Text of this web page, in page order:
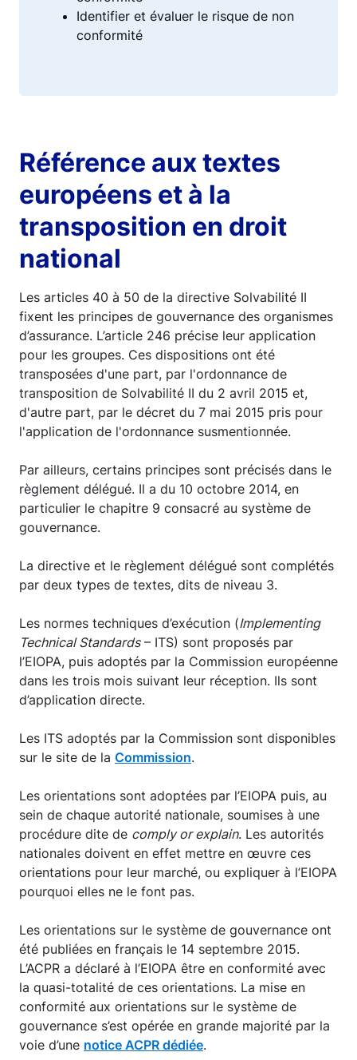
Identifier et évaluer le risque de non
conformité
Référence aux textes
européens et à la
transposition en droit
national
Les articles 40 à 50 de la directive Solvabilité II
fixent les principes de gouvernance des organismes
d’assurance. L’article 246 précise leur application
pour les groupes. Ces dispositions ont été
transposées d'une part, par l'ordonnance de
transposition de Solvabilité II du 2 avril 2015 et,
d'autre part, par le décret du 7 mai 2015 pris pour
l'application de l'ordonnance susmentionnée.
Par ailleurs, certains principes sont précisés dans le
règlement délégué. Il a du 10 octobre 2014, en
particulier le chapitre 9 consacré au système de
gouvernance.
La directive et le règlement délégué sont complétés
par deux types de textes, dits de niveau 3.
Les normes techniques d’exécution (Implementing
Technical Standards– ITS) sont proposés par
l’EIOPA, puis adoptés par la Commission européenne
dans les trois mois suivant leur réception. Ils sont
d’application directe.
Les ITS adoptés par la Commission sont disponibles
sur le site de la Commission.
Les orientations sont adoptées par l’EIOPA puis, au
sein de chaque autorité nationale, soumises à une
procédure dite de comply or explain. Les autorités
nationales doivent en effet mettre en œuvre ces
orientations pour leur marché, ou expliquer à l’EIOPA
pourquoi elles ne le font pas.
Les orientations sur le système de gouvernance ont
été publiées en français le 14 septembre 2015.
L’ACPR a déclaré à l’EIOPA être en conformité avec
la quasi-totalité de ces orientations. La mise en
conformité aux orientations sur le système de
gouvernance s’est opérée en grande majorité par la
voie d’une notice ACPR dédiée.